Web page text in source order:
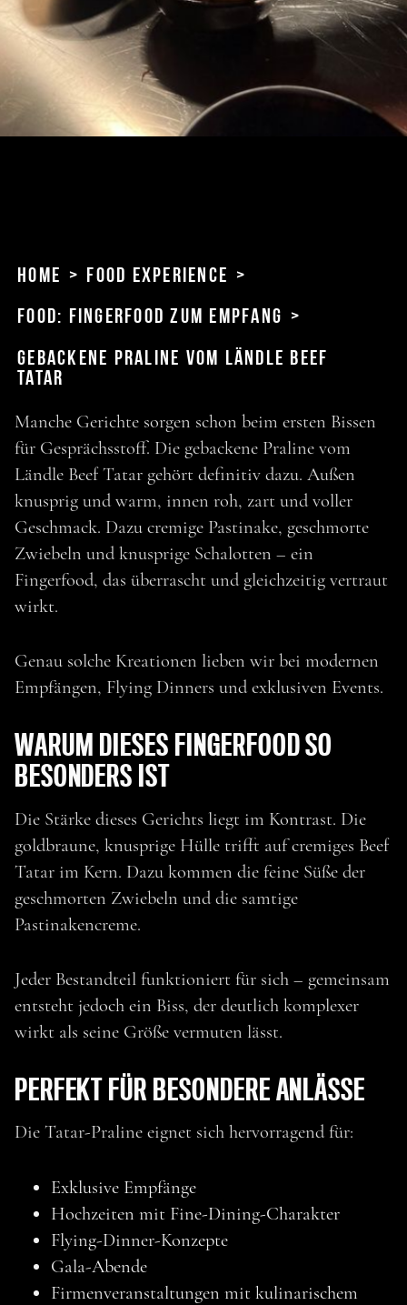
zurück
GEBACKENE
PRALINE VOM
LÄNDLE BEEF TATAR
Home > Food Experience >
Food: Fingerfood zum Empfang >
Gebackene Praline vom Ländle Beef
Tatar
Manche Gerichte sorgen schon beim ersten Bissen
für Gesprächsstoff. Die gebackene Praline vom
Ländle Beef Tatar gehört definitiv dazu. Außen
knusprig und warm, innen roh, zart und voller
Geschmack. Dazu cremige Pastinake, geschmorte
Zwiebeln und knusprige Schalotten – ein
Fingerfood, das überrascht und gleichzeitig vertraut
wirkt.
Genau solche Kreationen lieben wir bei modernen
Empfängen, Flying Dinners und exklusiven Events.
WARUM DIESES FINGERFOOD SO
BESONDERS IST
Die Stärke dieses Gerichts liegt im Kontrast. Die
goldbraune, knusprige Hülle trifft auf cremiges Beef
Tatar im Kern. Dazu kommen die feine Süße der
geschmorten Zwiebeln und die samtige
Pastinakencreme.
Jeder Bestandteil funktioniert für sich – gemeinsam
entsteht jedoch ein Biss, der deutlich komplexer
wirkt als seine Größe vermuten lässt.
PERFEKT FÜR BESONDERE ANLÄSSE
Die Tatar-Praline eignet sich hervorragend für:
Exklusive Empfänge
Hochzeiten mit Fine-Dining-Charakter
Flying-Dinner-Konzepte
Gala-Abende
Firmenveranstaltungen mit kulinarischem